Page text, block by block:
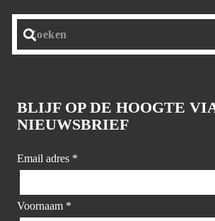
BLIJF OP DE HOOGTE
NIEUWSBRIEF
Email adres *
Voornaam *